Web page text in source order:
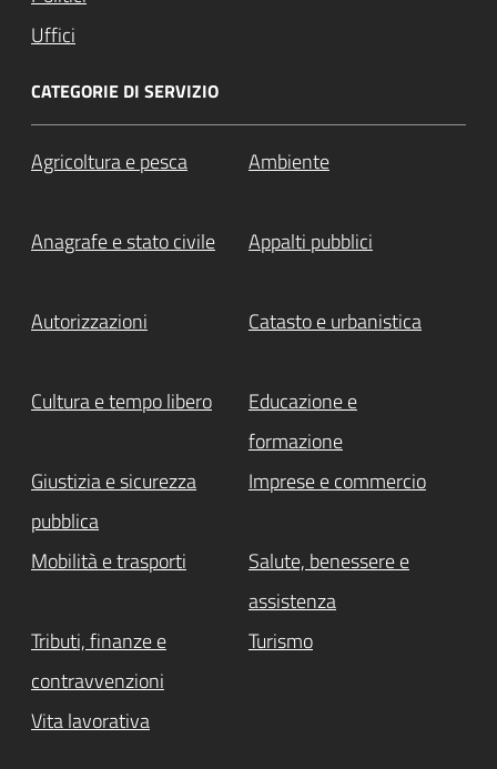
Uffici
CATEGORIE DI SERVIZIO
Agricoltura e pesca Ambiente
Anagrafe e stato civile Appalti pubblici
Autorizzazioni Catasto e urbanistica
Cultura e tempo libero
Educazione e
formazione
Giustizia e sicurezza
pubblica
Imprese e commercio
Mobilità e trasporti
Salute, benessere e
assistenza
Tributi, finanze e
contravvenzioni
Turismo
Vita lavorativa